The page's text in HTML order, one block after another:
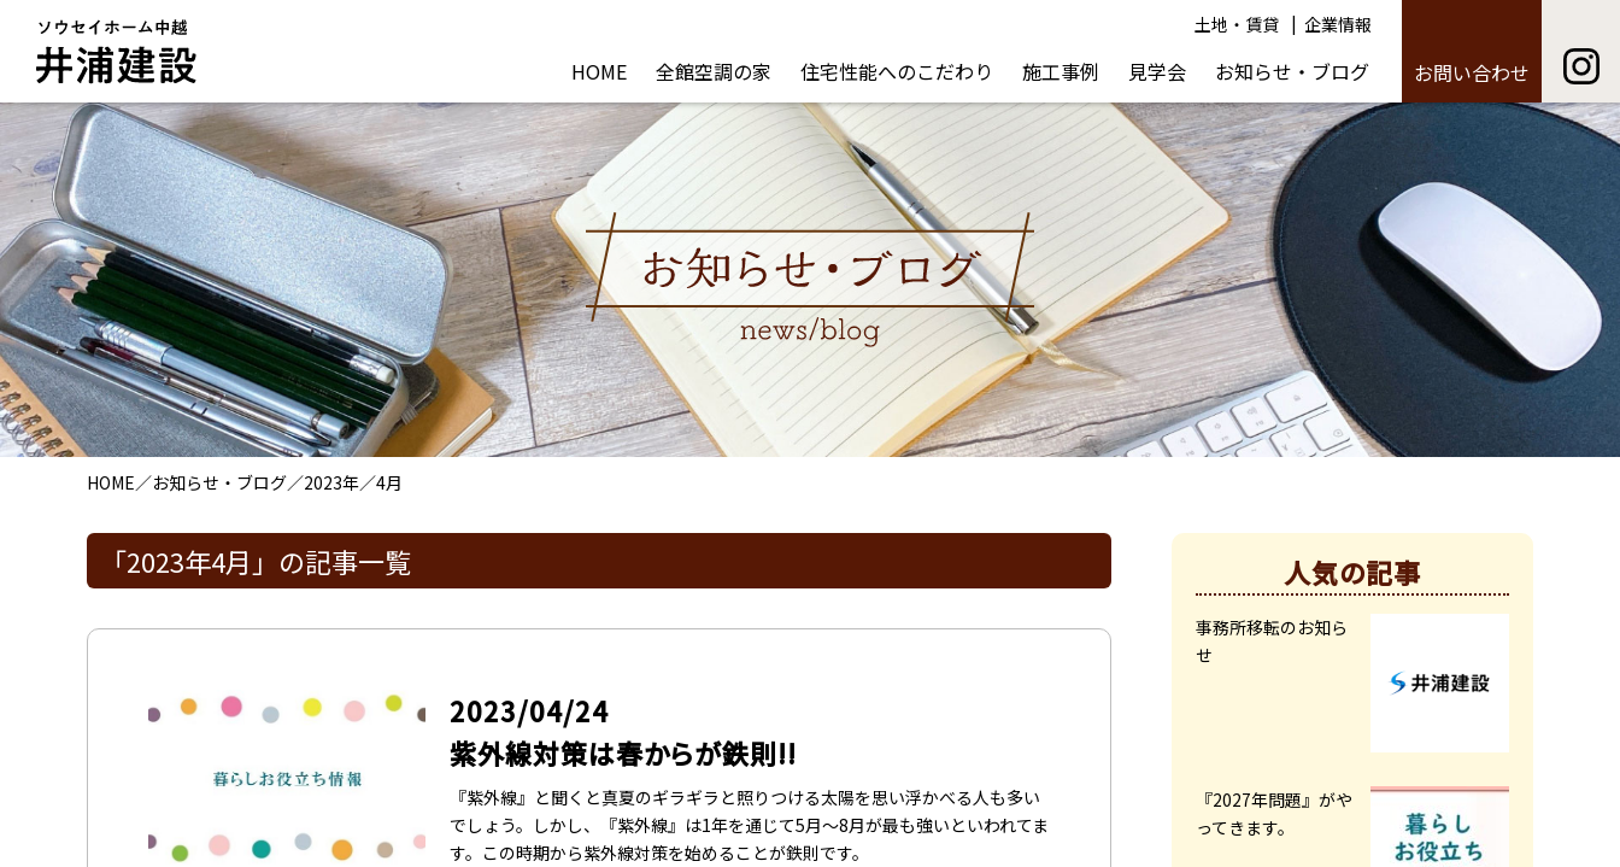
土地・賃貸 企業情報
HOME 全館空調の家 住宅性能へのこだわり 施工事例 見学会 お知らせ・ブログ お問い合わせ
HOME／お知らせ・ブログ／2023年／4月
「2023年4月」の記事一覧
2023/04/24
紫外線対策は春からが鉄則!!
『紫外線』と聞くと真夏のギラギラと照りつける太陽を思い浮かべる人も多い
でしょう。しかし、『紫外線』は1年を通じて5月～8月が最も強いといわれてま
す。この時期から紫外線対策を始めることが鉄則です。
人気の記事
事務所移転のお知ら
せ
『2027年問題』がや
ってきます。